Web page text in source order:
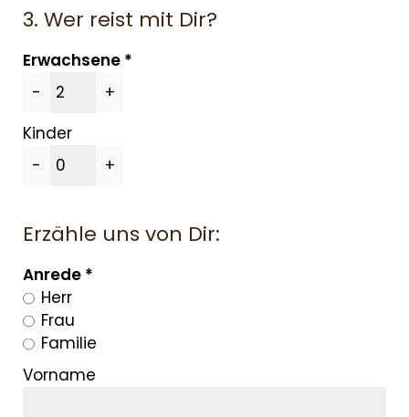
3. Wer reist mit Dir?
Erwachsene
-
+
Kinder
-
+
Erzähle uns von Dir:
Anrede
Herr
Frau
Familie
Vorname